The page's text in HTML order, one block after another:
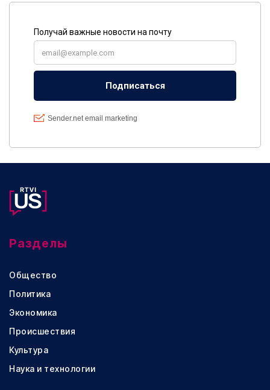
Разделы
Общество
Политика
Экономика
Происшествия
Культура
Наука и технологии